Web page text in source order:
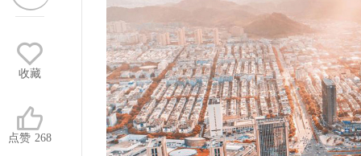
收藏
点赞 268